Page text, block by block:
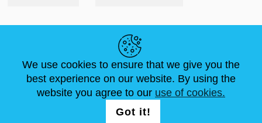
NOTIZIE
ARTICOLI
ABOUT US
FAQ
DIMENSIONI STANDARD
CONTATTACI
We use cookies to ensure that we give you the
best experience on our website. By using the
website you agree to our use of cookies.
Got it!